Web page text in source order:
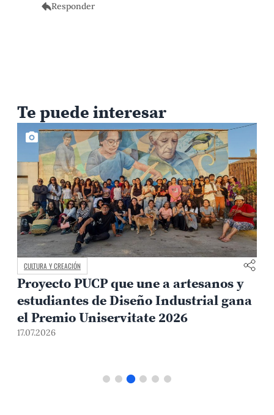
Responder
Te puede interesar
CULTURA Y CREACIÓN
Proyecto PUCP que une a artesanos y
estudiantes de Diseño Industrial gana
el Premio Uniservitate 2026
17.07.2026